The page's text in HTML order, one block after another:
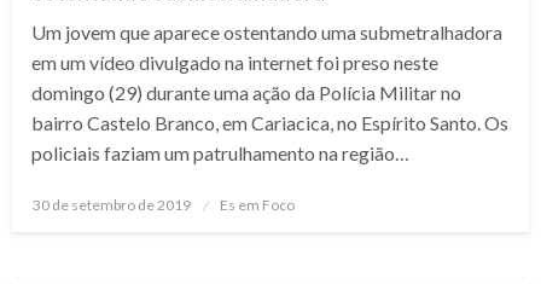
Um jovem que aparece ostentando uma submetralhadora
em um vídeo divulgado na internet foi preso neste
domingo (29) durante uma ação da Polícia Militar no
bairro Castelo Branco, em Cariacica, no Espírito Santo. Os
policiais faziam um patrulhamento na região…
Posted
30 de setembro de 2019 Es em Foco